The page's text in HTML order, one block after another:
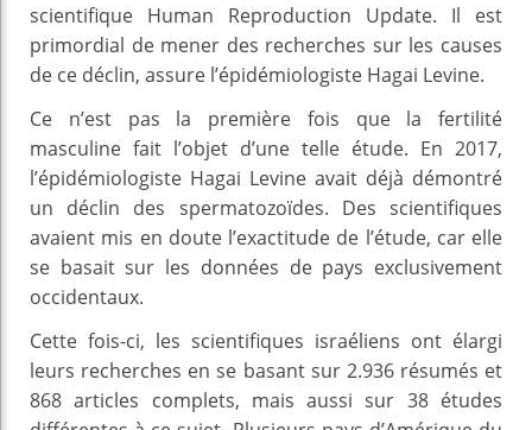
scientifique Human Reproduction Update. Il est
primordial de mener des recherches sur les causes
de ce déclin, assure l’épidémiologiste Hagai Levine.
Ce n’est pas la première fois que la fertilité
masculine fait l’objet d’une telle étude. En 2017,
l’épidémiologiste Hagai Levine avait déjà démontré
un déclin des spermatozoïdes. Des scientifiques
avaient mis en doute l’exactitude de l’étude, car elle
se basait sur les données de pays exclusivement
occidentaux.
Cette fois-ci, les scientifiques israéliens ont élargi
leurs recherches en se basant sur 2.936 résumés et
868 articles complets, mais aussi sur 38 études